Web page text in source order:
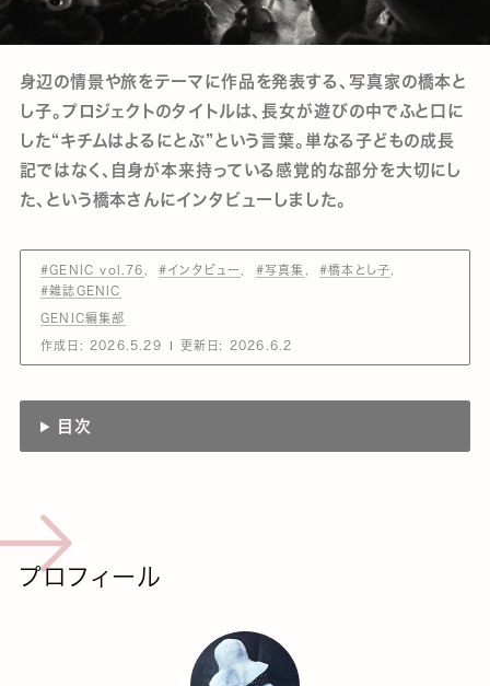
身辺の情景や旅をテーマに作品を発表する、写真家の橋本と
し子。プロジェクトのタイトルは、長女が遊びの中でふと口に
した“キチムはよるにとぶ”という言葉。単なる子どもの成長
記ではなく、自身が本来持っている感覚的な部分を大切にし
た、という橋本さんにインタビューしました。
#GENIC vol.76 #インタビュー #写真集
#橋本とし子
#雑誌GENIC
GENIC編集部
作成日: 2026.5.29 更新日: 2026.6.2
目次
プロフィール